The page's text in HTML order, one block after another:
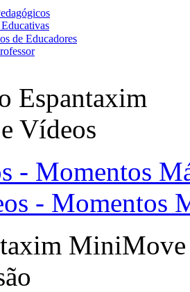
de Educadores
- Momentos
- Momentos
MiniMove